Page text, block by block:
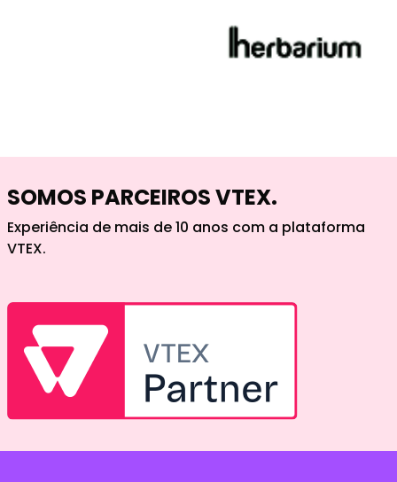
SOMOS PARCEIROS VTEX.
Experiência de mais de 10 anos com a plataforma
VTEX.